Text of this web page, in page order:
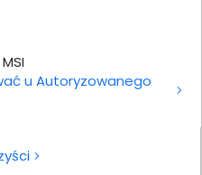
u Autoryzowanego